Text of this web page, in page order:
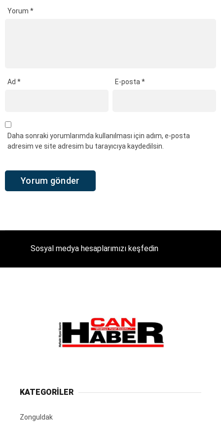
Yorum *
Ad * E-posta*
Daha sonraki yorumlarımda kullanılması için adım, e-posta
adresim ve site adresim bu tarayıcıya kaydedilsin.
Sosyal medya hesaplarımızı keşfedin
KATEGORİLER
Zonguldak